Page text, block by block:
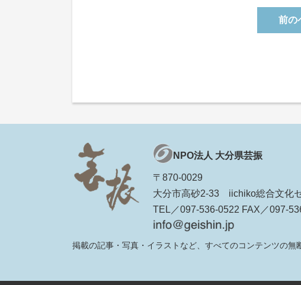
前の
NPO法人 大分県芸振
〒870-0029
大分市高砂2-33 iichiko総合文化
TEL／097-536-0522 FAX／097-
掲載の記事・写真・イラストなど、すべてのコンテンツの無